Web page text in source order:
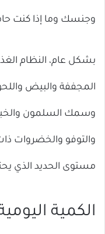
وجنسك وما إذا كنت
بشكل عام، النظام
المجففة والبيض
وسمك السلمون والخبز
والتوفو والخضروات
مستوى الحديد الذي
الكمية